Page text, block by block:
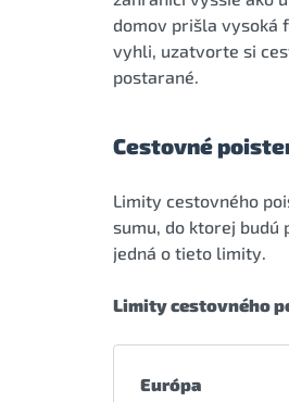
domov prišla vysoká
vyhli, uzatvorte si
postarané.
Cestovné
Limity cestovného
sumu, do ktorej budú
jedná o tieto limity.
Limity cestovného
Európa